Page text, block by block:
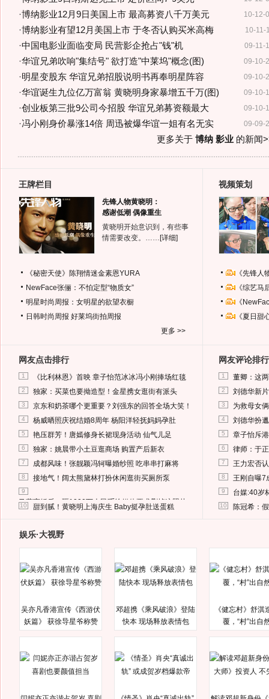
10-12-
·博纳影业12月9日美国上市 最高募资八千万美元
10-11-
·博纳影业有望12月美国上市 于冬否认购买米高梅
09-11-
·中国电影业面临变局 民营影企抢占"钱"机
09-10-
·华谊兄弟吹响"集结号" 欲打造"中莱坞"概念(图)
09-10-
·明星变股东 华谊兄弟招股说明书再奉明星阵容
09-10-
·华谊诞生九位亿万富翁 黄晓明身家暴增五千万(图)
09-10-
·创业板第三批9公司今招股 华谊兄弟募资额最大
09-09-
·冯小刚身价暴涨14倍 周迅被爆华谊一姐有名无实
更多关于 博纳 影业的新闻
王牌栏目
先锋人物黄晓明：
感谢低潮 偶像重生
黄晓明开始意识到，有些事
情需要改变。…… [详细]
《秘密天使》陈翔情迷金素恩YURA
NewFace张俪：不怕定型“物质女”
明星时尚周报：女明星的欲望衣橱
日韩时尚周报 好莱坞街拍周报
更多 >>
视频策划
《先锋
《综艺
《
《夏日
网友点击排行
1 《比利林恩》首映 章子怡范冰冰冯小刚捧场红毯
2 独家：买菜也要拗造型！金星携女逛街有派头
3 京东和奶茶哪个更重要？刘强东的回答全场大笑！
4 杨威晒照庆祝结婚8周年 杨阳洋轻抚妈妈孕肚
5 艳压群芳！唐嫣修身长裙现身活动 仙气儿足
6 独家：姚晨带小土豆逛商场 购置产后新衣
7 成都风味！张靓颖冯轲曝婚纱照 吃串串打麻将
8 接地气！阔太熊黛林打扮休闲逛街买厕所泵
9
马蓉离婚后，砸1000万人民币给媒体要求删掉这照片
10 甜到腻！黄晓明上海庆生 Baby挺孕肚送蛋糕
网友评论排行
1 董卿：这
2 刘德华新
3 为救母女
4 刘德华扮
5 章子怡斥
6 律师：于
7 王力宏否
8 王刚自曝7
9 台媒:40岁
10 陈冠希：
娱乐·大视野
吴亦凡香港宣传《西游伏
妖篇》 获徐导星爷称赞
邓超携《乘风破浪》登陆
快本 现场释放表情包
《健忘村》舒淇
覆，“村”出自